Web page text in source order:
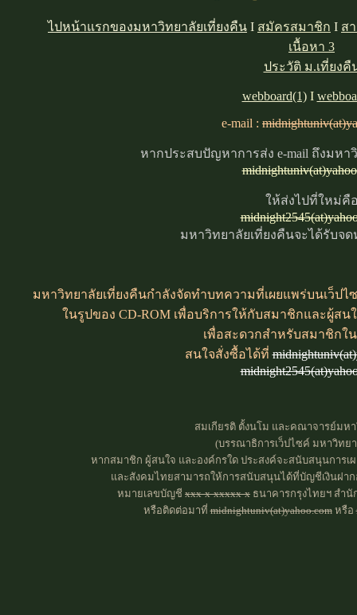
ไปหน้าแรกของมหาวิทยาลัยเที่ยงคืน I สมัครสมาชิก I ส
เนื้อหา 3
ประวัติ ม.เที่ยงคื
webboard(1) I
e-mail :
หากประสบปัญหาการส่ง e-mail ถึงมหา
ให้ส่งไปที่ใหม่คื
มหาวิทยาลัยเที่ยงคืนจะได้รับจ
มหาวิทยาลัยเที่ยงคืนกำลังจัดทำบทความที่เผยแพร่บนเว็ปไ
ในรูปของ CD-ROM เพื่อบริการให้กับสมาชิกและผู้ส
เพื่อสะดวกสำหรับสมาชิกใ
สนใจสั่งซื้อได้ที่
สมเกียรติ ตั้งนโม และคณาจารย์มห
(บรรณาธิการเว็ปไซค์ มหาวิทย
หากสมาชิก ผู้สนใจ และองค์กรใด ประสงค์จะสนับสนุนการ
และสังคมไทยสามารถให้การสนับสนุนได้ที่บัญชีเงินฝา
หมายเลขบัญชี xxx-x-xxxxx-x ธนาคารกรุงไทยฯ สำนั
หรือติดต่อมาที่midnightuniv(at)yahoo.comหรือ